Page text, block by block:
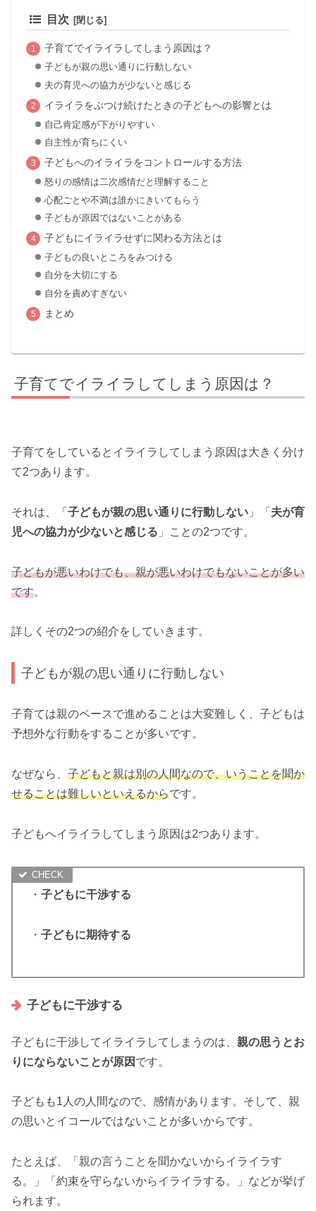
目次
子育てでイライラしてしまう原因は？
子どもが親の思い通りに行動しない
夫の育児への協力が少ないと感じる
イライラをぶつけ続けたときの子どもへの影響とは
自己肯定感が下がりやすい
自主性が育ちにくい
子どもへのイライラをコントロールする方法
怒りの感情は二次感情だと理解すること
心配ごとや不満は誰かにきいてもらう
子どもが原因ではないことがある
子どもにイライラせずに関わる方法とは
子どもの良いところをみつける
自分を大切にする
自分を責めすぎない
まとめ
子育てでイライラしてしまう原因は？
子育てをしているとイライラしてしまう原因は大きく分け
て2つあります。
それは、「 子どもが親の思い通りに行動しない 」「 夫が育
児への協力が少ないと感じる 」ことの2つです。
子どもが悪いわけでも、親が悪いわけでもないことが多い
です。
詳しくその2つの紹介をしていきます。
子どもが親の思い通りに行動しない
子育ては親のペースで進めることは大変難しく、子どもは
予想外な行動をすることが多いです。
なぜなら、 子どもと親は別の人間なので、いうことを聞か
せることは難しいといえるからです。
子どもへイライラしてしまう原因は2つあります。
・ 子どもに干渉する
・ 子どもに期待する
子どもに干渉する
子どもに干渉してイライラしてしまうのは、 親の思うとお
りにならないことが原因 です。
子どもも1人の人間なので、感情があります。そして、親
の思いとイコールではないことが多いからです。
たとえば、「親の言うことを聞かないからイライラす
る。」「約束を守らないからイライラする。」などが挙げ
られます。